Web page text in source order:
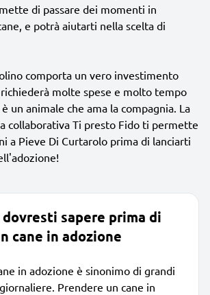
di passare dei momenti in
e potrà aiutarti nella scelta di
comporta un vero investimento
molte spese e molto tempo
un animale che ama la compagnia. La
collaborativa Ti presto Fido ti permette
a Pieve Di Curtarolo prima di lanciarti
sapere prima di
cane in adozione
in adozione è sinonimo di grandi
Prendere un cane in